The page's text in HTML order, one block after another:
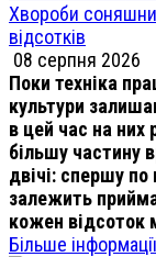
Хвороби
відсотків
08 серпня 2026
Поки техніка
культури
в цей час на них
більшу частину
двічі: спершу по
залежить
кожен відсоток
Більше інформації